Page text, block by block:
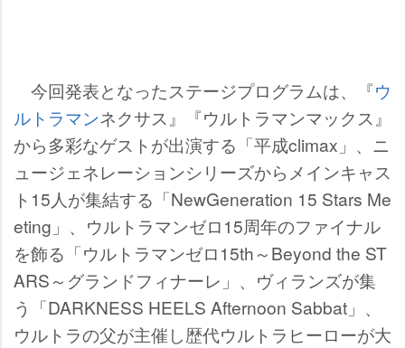
今回発表となったステージプログラムは、『ウ
ルトラマンネクサス』『ウルトラマンマックス』
から多彩なゲストが出演する「平成climax」、ニ
ュージェネレーションシリーズからメインキャス
ト15人が集結する「NewGeneration 15 Stars Me
eting」、ウルトラマンゼロ15周年のファイナル
を飾る「ウルトラマンゼロ15th～Beyond the ST
ARS～グランドフィナーレ」、ヴィランズが集
う「DARKNESS HEELS Afternoon Sabbat」、
ウルトラの父が主催し歴代ウルトラヒーローが大